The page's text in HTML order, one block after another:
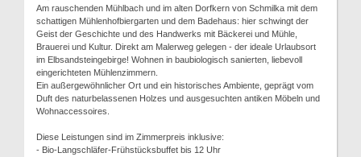
Am rauschenden Mühlbach und im alten Dorfkern von Schmilka mit dem
schattigen Mühlenhofbiergarten und dem Badehaus: hier schwingt der
Geist der Geschichte und des Handwerks mit Bäckerei und Mühle,
Brauerei und Kultur. Direkt am Malerweg gelegen - der ideale Urlaubsort
im Elbsandsteingebirge! Wohnen in baubiologisch sanierten, liebevoll
eingerichteten Mühlenzimmern.
Ein außergewöhnlicher Ort und ein historisches Ambiente, geprägt vom
Duft des naturbelassenen Holzes und ausgesuchten antiken Möbeln und
Wohnaccessoires.
Diese Leistungen sind im Zimmerpreis inklusive:
- Bio-Langschläfer-Frühstücksbuffet bis 12 Uhr